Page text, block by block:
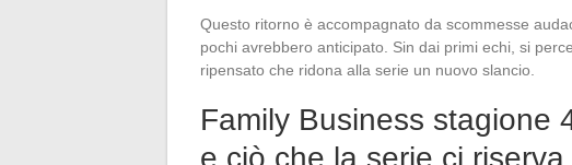
Questo ritorno è accompagnato da scommesse
pochi avrebbero anticipato. Sin dai primi echi, si
ripensato che ridona alla serie un nuovo slancio.
Family Business stagione
e ciò che la serie ci riserva